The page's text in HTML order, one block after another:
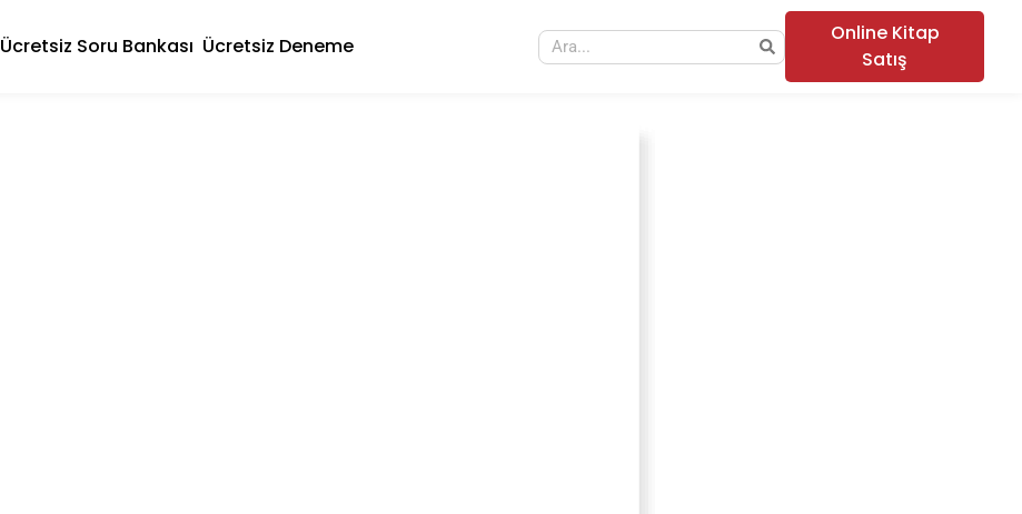
Ücretsiz Soru Bankası Ücretsiz Deneme
Online Kitap
Satış